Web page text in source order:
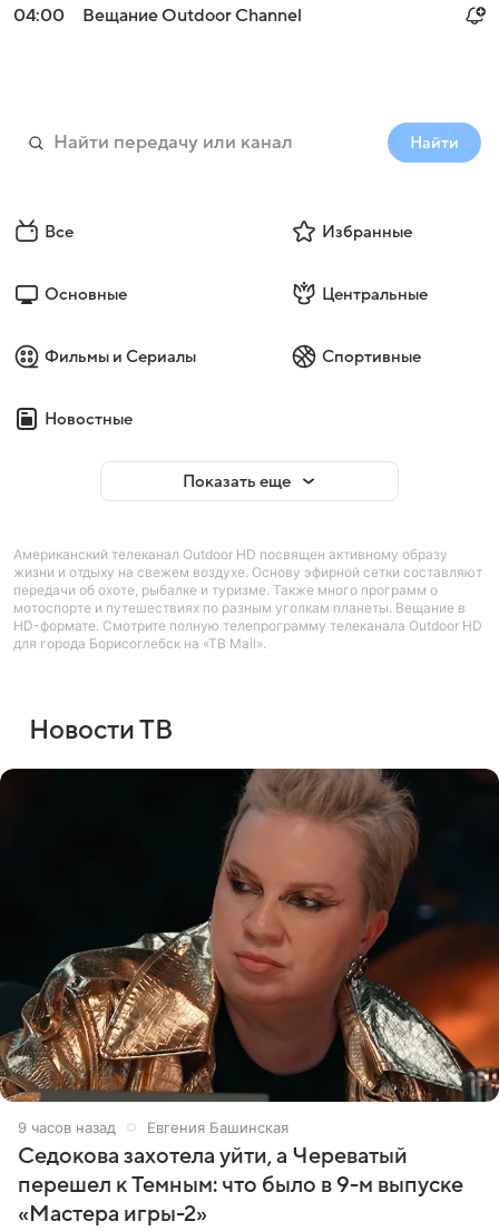
04:00
Вещание Outdoor Channel
Найти
Все Избранные
Основные Центральные
Фильмы и Сериалы Спортивные
Новостные
Показать еще
Американский телеканал Outdoor HD посвящен активному образу
жизни и отдыху на свежем воздухе. Основу эфирной сетки составляют
передачи об охоте, рыбалке и туризме. Также много программ о
мотоспорте и путешествиях по разным уголкам планеты. Вещание в
HD-формате. Смотрите полную телепрограмму телеканала Outdoor HD
для города Борисоглебск на «ТВ Mail».
Новости ТВ
9 часов назад Евгения Башинская
Седокова захотела уйти, а Череватый
перешел к Темным: что было в 9-м выпуске
«Мастера игры-2»